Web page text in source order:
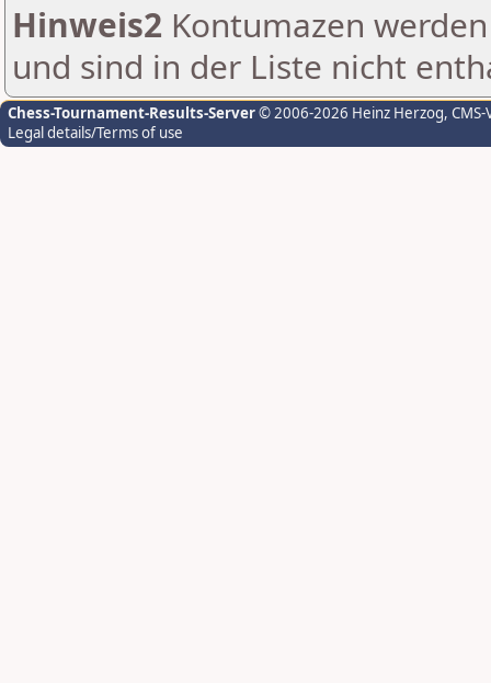
Hinweis2 Kontumazen
und sind in der Liste nicht
Chess-Tournament-Results-Server© 2006-2026 Heinz Herzog,
Legal details/Terms of use